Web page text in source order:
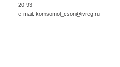
20-93
e-mail: komsomol_cson@ivreg.ru